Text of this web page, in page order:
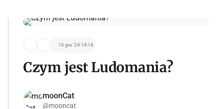
10 gru '24 14:18
Czym jest Ludomania?
moonCat
@mooncat